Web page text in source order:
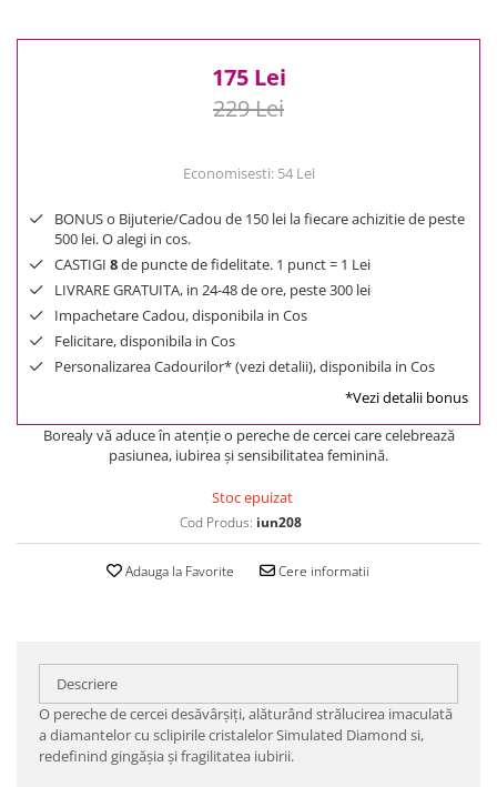
175 Lei
229 Lei
Economisesti: 54 Lei
BONUS o Bijuterie/Cadou de 150 lei la fiecare achizitie de peste
500 lei. O alegi in cos.
CASTIGI 8de puncte de fidelitate. 1 punct = 1 Lei
LIVRARE GRATUITA, in 24-48 de ore, peste 300 lei
Impachetare Cadou, disponibila in Cos
Felicitare, disponibila in Cos
Personalizarea Cadourilor* (vezi detalii), disponibila in Cos
*Vezi detalii bonus
Borealy vă aduce în atenţie o pereche de cercei care celebrează
pasiunea, iubirea şi sensibilitatea feminină.
Stoc epuizat
Cod Produs: iun208
Adauga la Favorite Cere informatii
Descriere
O pereche de cercei desăvârşiţi, alăturând strălucirea imaculată
a diamantelor cu sclipirile cristalelor Simulated Diamond si,
redefinind gingăşia şi fragilitatea iubirii.